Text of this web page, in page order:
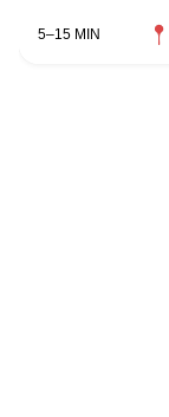
5–15 MIN